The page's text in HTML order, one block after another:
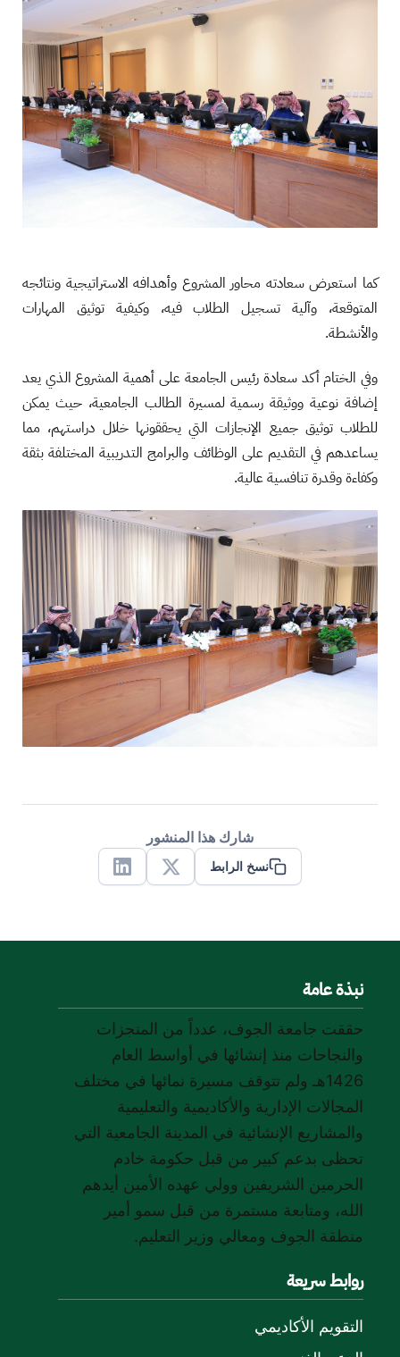
كما استعرض سعادته محاور المشروع وأهدافه الاستراتيجية ونتائجه
المتوقعة، وآلية تسجيل الطلاب فيه، وكيفية توثيق المهارات
والأنشطة.
وفي الختام أكد سعادة رئيس الجامعة على أهمية المشروع الذي يعد
إضافة نوعية ووثيقة رسمية لمسيرة الطالب الجامعية، حيث يمكن
للطلاب توثيق جميع الإنجازات التي يحققونها خلال دراستهم، مما
يساعدهم في التقديم على الوظائف والبرامج التدريبية المختلفة بثقة
وكفاءة وقدرة تنافسية عالية.
شارك هذا المنشور
نسخ الرابط
X
Linkedin
نبذة عامة
حققت جامعة الجوف، عدداً من المنجزات
والنجاحات منذ إنشائها في أواسط العام
1426هـ ولم تتوقف مسيرة نمائها في مختلف
المجالات الإدارية والأكاديمية والتعليمية
والمشاريع الإنشائية في المدينة الجامعية التي
تحظى بدعم كبير من قبل حكومة خادم
الحرمين الشريفين وولي عهده الأمين أيدهم
الله، ومتابعة مستمرة من قبل سمو أمير
منطقة الجوف ومعالي وزير التعليم.
روابط سريعة
التقويم الأكاديمي